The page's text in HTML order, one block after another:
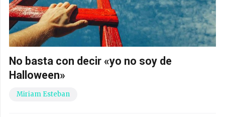
No basta con decir «yo no soy de
Halloween»
Miriam Esteban